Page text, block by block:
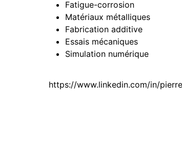
Fatigue-corrosion
Matériaux métalliques
Fabrication additive
Essais mécaniques
Simulation numérique
https://www.linkedin.com/in/